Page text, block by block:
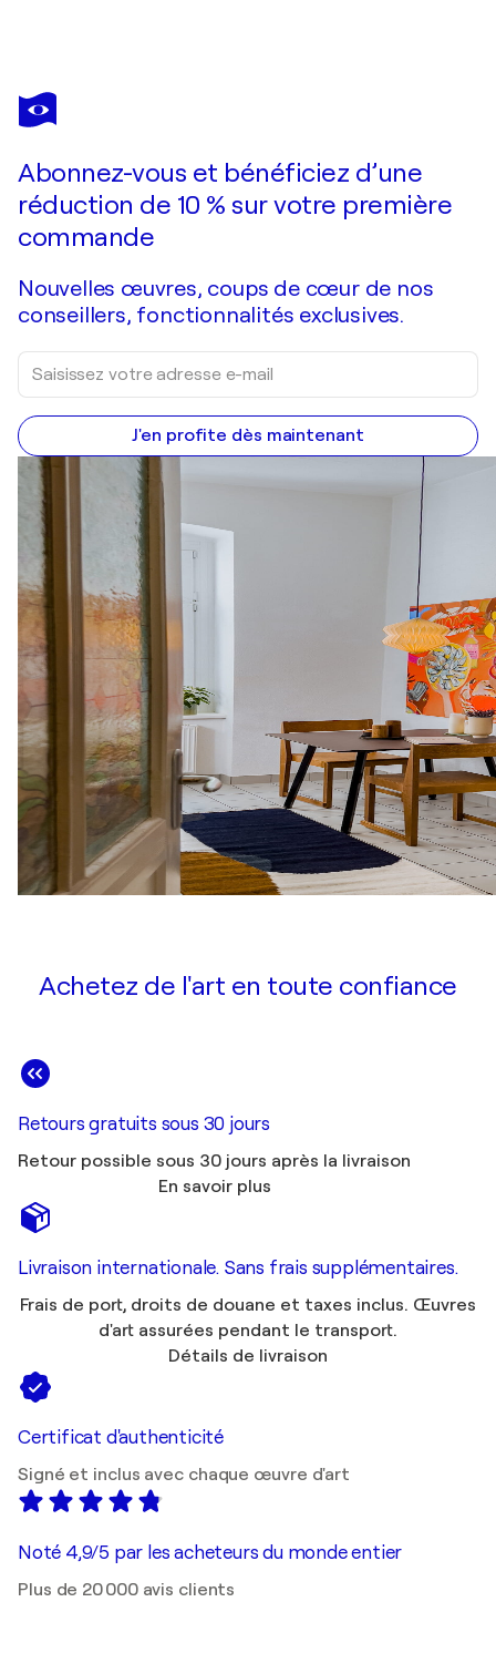
Abonnez-vous et bénéficiez d’une
réduction de 10 % sur votre première
commande
Nouvelles œuvres, coups de cœur de nos
conseillers, fonctionnalités exclusives.
J'en profite dès maintenant
Achetez de l'art en toute confiance
Retours gratuits sous 30 jours
Retour possible sous 30 jours après la livraison
En savoir plus
Livraison internationale. Sans frais supplémentaires.
Frais de port, droits de douane et taxes inclus. Œuvres
d'art assurées pendant le transport.
Détails de livraison
Certificat d'authenticité
Signé et inclus avec chaque œuvre d'art
Noté 4,9/5 par les acheteurs du monde entier
Plus de 20 000 avis clients